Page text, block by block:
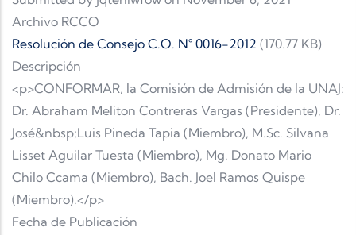
Archivo RCCO
Resolución de Consejo C.O. N° 0016-2012 (170.77 KB)
Descripción
<p>CONFORMAR, la Comisión de Admisión de la UNAJ:
Dr. Abraham Meliton Contreras Vargas (Presidente), Dr.
José&nbsp;Luis Pineda Tapia (Miembro), M.Sc. Silvana
Lisset Aguilar Tuesta (Miembro), Mg. Donato Mario
Chilo Ccama (Miembro), Bach. Joel Ramos Quispe
(Miembro).</p>
Fecha de Publicación